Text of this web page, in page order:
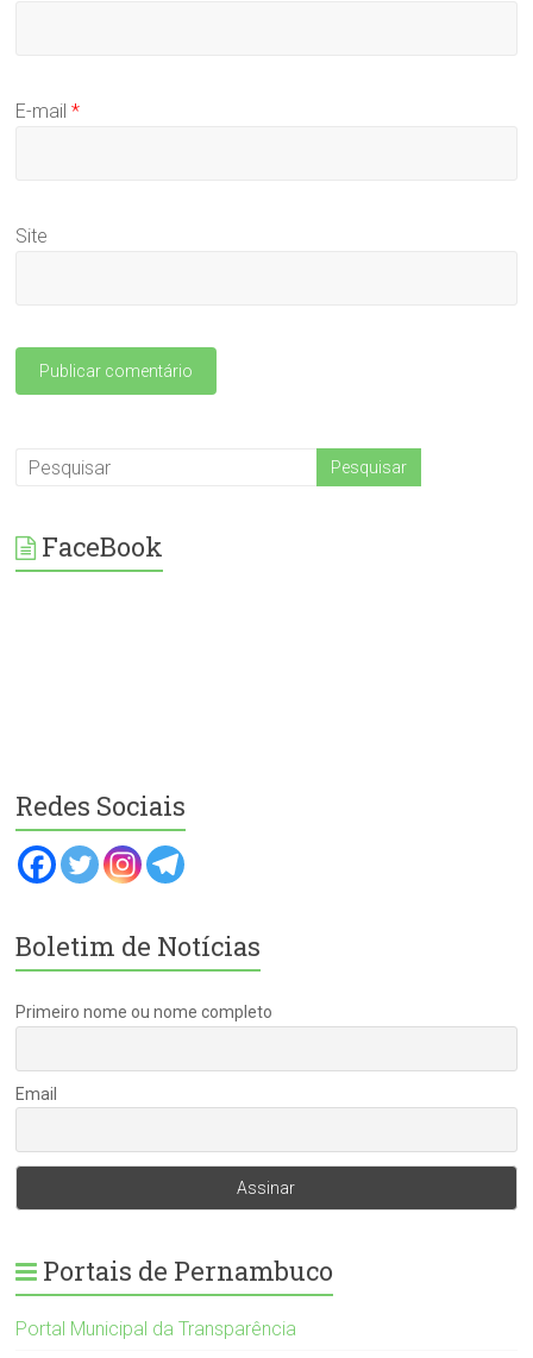
E-mail*
Site
FaceBook
Redes Sociais
Boletim de Notícias
Primeiro nome ou nome completo
Email
Portais de Pernambuco
Portal Municipal da Transparência